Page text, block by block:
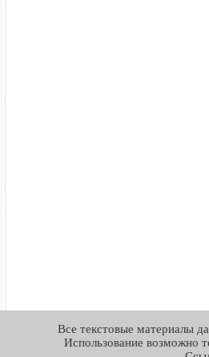
Все текстовые материалы
Использование возможно